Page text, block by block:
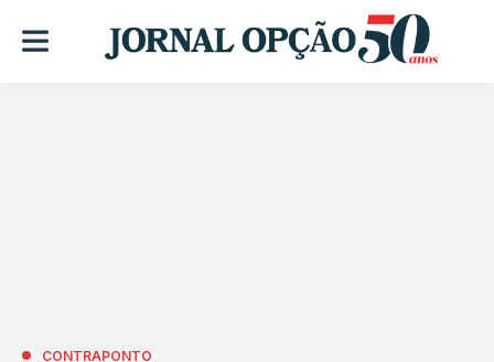
CONTRAPONTO